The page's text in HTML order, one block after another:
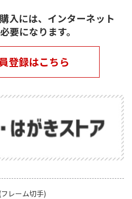
入には、インターネット
要になります。
登録はこちら
レーム切手)